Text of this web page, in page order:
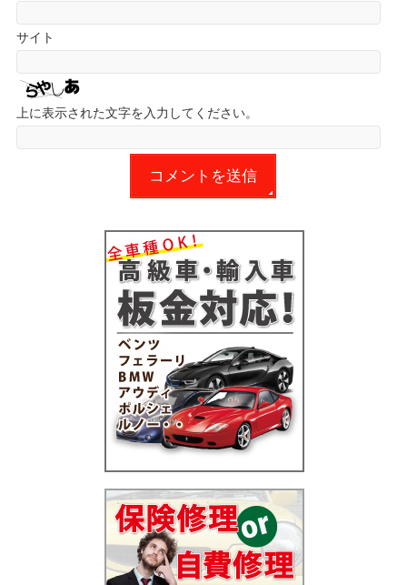
サイト
上に表示された文字を入力してください。